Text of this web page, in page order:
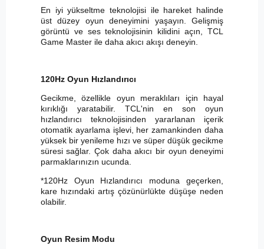
En iyi yükseltme teknolojisi ile hareket halinde
üst düzey oyun deneyimini yaşayın. Gelişmiş
görüntü ve ses teknolojisinin kilidini açın, TCL
Game Master ile daha akıcı akışı deneyin.
120Hz Oyun Hızlandırıcı
Gecikme, özellikle oyun meraklıları için hayal
kırıklığı yaratabilir. TCL'nin en son oyun
hızlandırıcı teknolojisinden yararlanan içerik
otomatik ayarlama işlevi, her zamankinden daha
yüksek bir yenileme hızı ve süper düşük gecikme
süresi sağlar. Çok daha akıcı bir oyun deneyimi
parmaklarınızın ucunda.
*120Hz Oyun Hızlandırıcı moduna geçerken,
kare hızındaki artış çözünürlükte düşüşe neden
olabilir.
Oyun Resim Modu